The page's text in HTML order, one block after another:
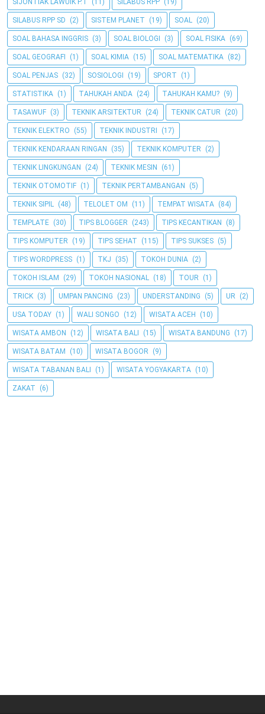
SILABUS RPP SD (2) SISTEM PLANET (19) SOAL (20)
SOAL BAHASA INGGRIS (3) SOAL BIOLOGI (3) SOAL FISIKA (69)
SOAL GEOGRAFI (1) SOAL KIMIA (15) SOAL MATEMATIKA (82)
SOAL PENJAS (32) SOSIOLOGI (19) SPORT (1)
STATISTIKA (1) TAHUKAH ANDA (24) TAHUKAH KAMU? (9)
TASAWUF (3) TEKNIK ARSITEKTUR (24) TEKNIK CATUR (20)
TEKNIK ELEKTRO (55) TEKNIK INDUSTRI (17)
TEKNIK KENDARAAN RINGAN (35) TEKNIK KOMPUTER (2)
TEKNIK LINGKUNGAN (24) TEKNIK MESIN (61)
TEKNIK OTOMOTIF (1) TEKNIK PERTAMBANGAN (5)
TEKNIK SIPIL (48) TELOLET OM (11) TEMPAT WISATA (84)
TEMPLATE (30) TIPS BLOGGER (243) TIPS KECANTIKAN (8)
TIPS KOMPUTER (19) TIPS SEHAT (115) TIPS SUKSES (5)
TIPS WORDPRESS (1) TKJ (35) TOKOH DUNIA (2)
TOKOH ISLAM (29) TOKOH NASIONAL (18) TOUR (1)
TRICK (3) UMPAN PANCING (23) UNDERSTANDING (5) UR (2)
USA TODAY (1) WALI SONGO (12) WISATA ACEH (10)
WISATA AMBON (12) WISATA BALI (15) WISATA BANDUNG (17)
WISATA BATAM (10) WISATA BOGOR (9)
WISATA TABANAN BALI (1) WISATA YOGYAKARTA (10)
ZAKAT (6)